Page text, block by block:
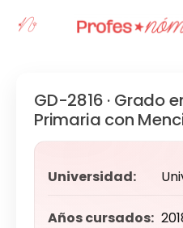
GD-2816 · Grado
Primaria con
Universidad:
Años cursados: